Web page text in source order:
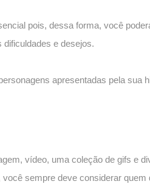
pois, dessa forma, você
e desejos.
apresentadas pela sua
vídeo, uma coleção de gifs e
você sempre deve considerar quem